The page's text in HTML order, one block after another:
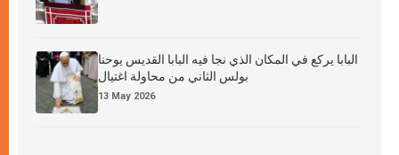
البابا يركع في المكان الذي نجا فيه البابا القديس يوحنا
بولس الثاني من محاولة اغتيال
13 May 2026